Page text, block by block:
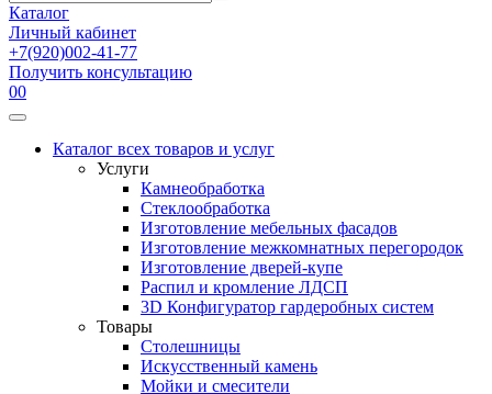
Каталог
Личный кабинет
+7(920)002-41-77
Получить консультацию
00
Каталог всех товаров и услуг
Услуги
Камнеобработка
Стеклообработка
Изготовление мебельных фасадов
Изготовление межкомнатных перегородок
Изготовление дверей-купе
Распил и кромление ЛДСП
3D Конфигуратор гардеробных систем
Товары
Столешницы
Искусственный камень
Мойки и смесители